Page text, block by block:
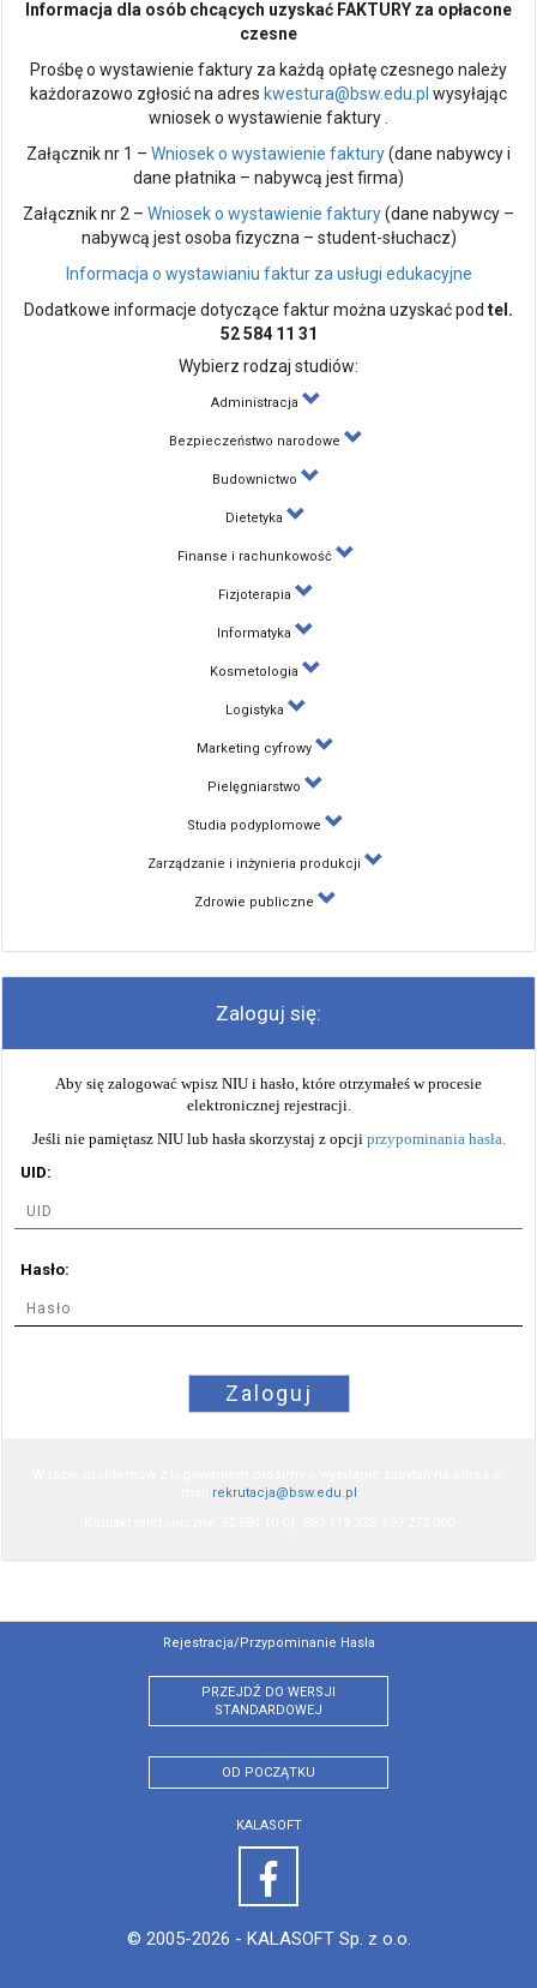
Informacja dla osób chcących uzyskać FAKTURY za opłacone
czesne
Prośbę o wystawienie faktury za każdą opłatę czesnego należy
każdorazowo zgłosić na adres kwestura@bsw.edu.pl wysyłając
wniosek o wystawienie faktury .
Załącznik nr 1 – Wniosek o wystawienie faktury(dane nabywcy i
dane płatnika – nabywcą jest firma)
Załącznik nr 2 – Wniosek o wystawienie faktury(dane nabywcy –
nabywcą jest osoba fizyczna – student-słuchacz)
Informacja o wystawianiu faktur za usługi edukacyjne
Dodatkowe informacje dotyczące faktur można uzyskać pod tel.
52 584 11 31
Wybierz rodzaj studiów:
Administracja
Bezpieczeństwo narodowe
Budownictwo
Dietetyka
Finanse i rachunkowość
Fizjoterapia
Informatyka
Kosmetologia
Logistyka
Marketing cyfrowy
Pielęgniarstwo
Studia podyplomowe
Zarządzanie i inżynieria produkcji
Zdrowie publiczne
Zaloguj się:
Aby się zalogować wpisz NIU i hasło, które otrzymałeś w procesie
elektronicznej rejestracji.
Jeśli nie pamiętasz NIU lub hasła skorzystaj z opcji przypominania hasła.
UID:
Hasło:
Zaloguj
rekrutacja@bsw.edu.pl
Rejestracja/przypominanie Hasła
PRZEJDŹ DO WERSJI
STANDARDOWEJ
OD POCZĄTKU
KALASOFT
© 2005-2026 - KALASOFT Sp. z o.o.